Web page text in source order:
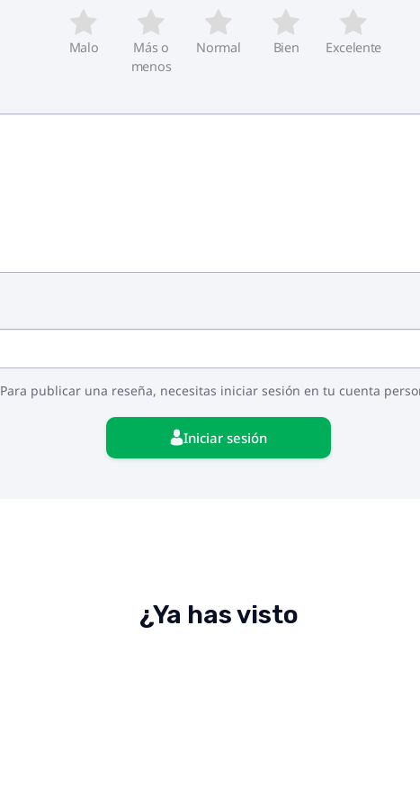
Malo
Más o
menos
Normal Bien Excelente
Para publicar una reseña, necesitas iniciar sesión en tu cuenta
Iniciar sesión
¿Ya has visto